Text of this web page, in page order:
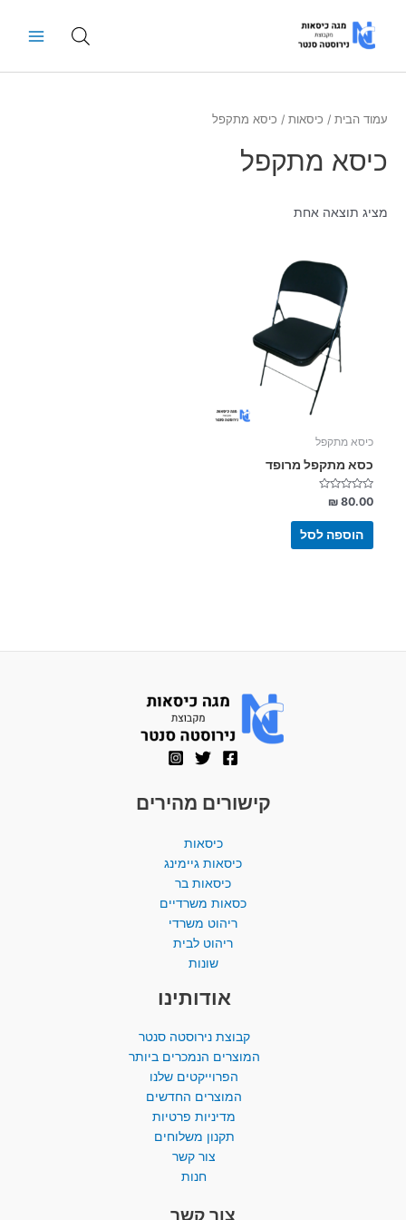
Menu
עמוד הבית / כיסאות / כיסא מתקפל
כיסא מתקפל
מציג תוצאה אחת
כיסא מתקפל
כסא מתקפל מרופד
דורג
0
מתוך
₪80.00
הוספה לסל
קישורים מהירים
כיסאות
כיסאות גיימינג
כיסאות בר
כסאות משרדיים
ריהוט משרדי
ריהוט לבית
שונות
אודותינו
קבוצת נירוסטה סנטר
המוצרים הנמכרים ביותר​
הפרוייקטים שלנו
המוצרים החדשים
מדיניות פרטיות
תקנון משלוחים
צור קשר
חנות
צור קשר